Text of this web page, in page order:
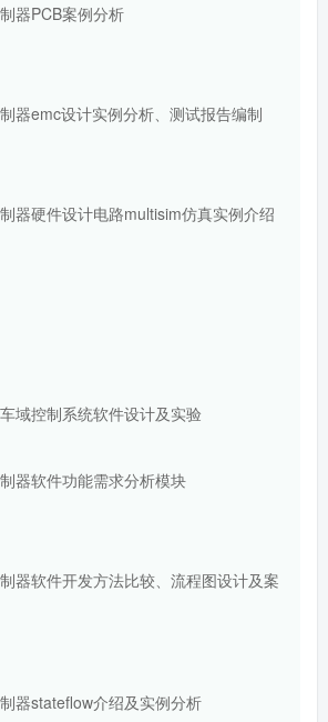
器PCB案例分析
器emc设计实例分析、测试报告编制
器硬件设计电路multisim仿真实例介绍
域控制系统软件设计及实验
器软件功能需求分析模块
器软件开发方法比较、流程图设计及案
器stateflow介绍及实例分析